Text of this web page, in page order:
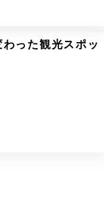
った観光スポッ